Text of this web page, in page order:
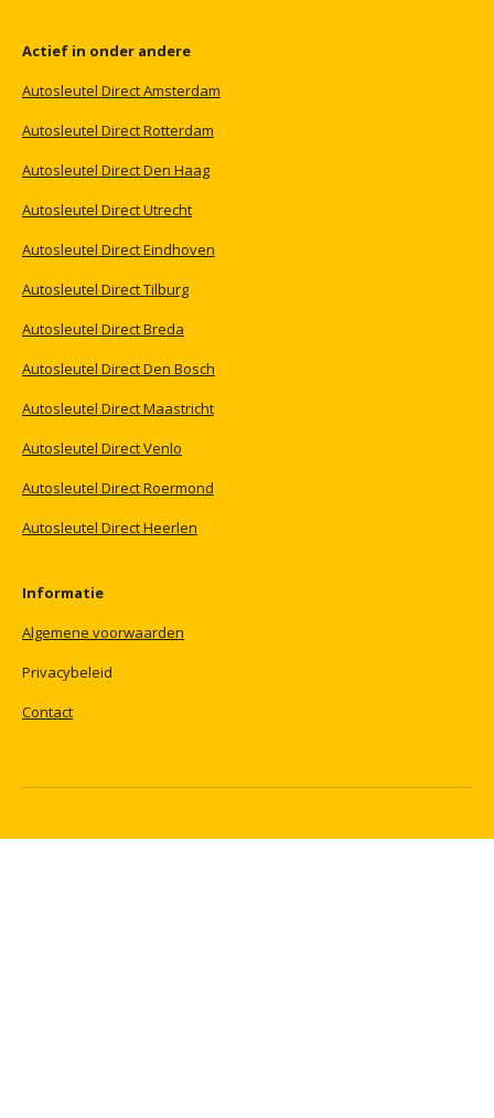
Actief in onder andere
Autosleutel DirectAmsterdam
Autosleutel DirectRotterdam
Autosleutel DirectDen Haag
Autosleutel DirectUtrecht
Autosleutel DirectEindhoven
Autosleutel DirectTilburg
Autosleutel DirectBreda
Autosleutel DirectDen Bosch
Autosleutel DirectMaastricht
Autosleutel DirectVenlo
Autosleutel DirectRoermond
Autosleutel DirectHeerlen
Informatie
Algemene voorwaarden
Privacybeleid
Contact